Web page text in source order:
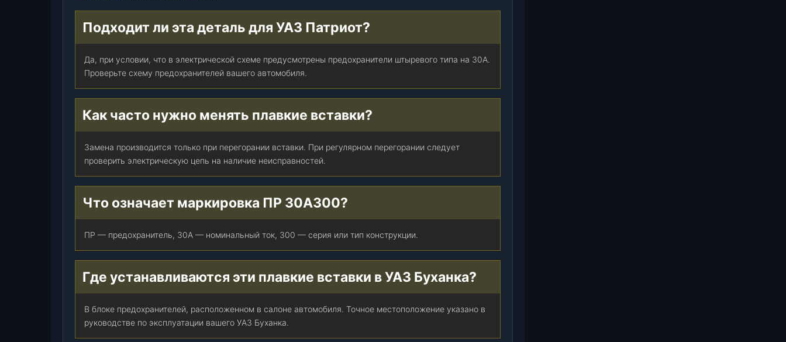
,
ш
Подходит ли эта деталь для УАЗ Патриот?
Да, при условии, что в электрической схеме предусмотрены предохранители штыревого типа на 30А.
Проверьте схему предохранителей вашего автомобиля.
Как часто нужно менять плавкие вставки?
Замена производится только при перегорании вставки. При регулярном перегорании следует
проверить электрическую цепь на наличие неисправностей.
Что означает маркировка ПР 30А300?
ПР — предохранитель, 30А — номинальный ток, 300 — серия или тип конструкции.
Где устанавливаются эти плавкие вставки в УАЗ Буханка?
В блоке предохранителей, расположенном в салоне автомобиля. Точное местоположение указано в
руководстве по эксплуатации вашего УАЗ Буханка.